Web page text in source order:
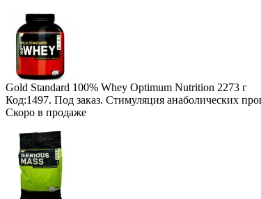
Gold Standard 100% Whey Optimum Nutrition 2273 г
Код:1497. Под заказ. Стимуляция анаболических
Скоро в продаже